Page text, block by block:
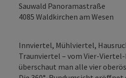
Sauwald Panoramastraße
4085 Waldkirchen am Wesen
Innviertel, Mühlviertel,
Traunviertel – vom Vier-
überschaut man alle vier